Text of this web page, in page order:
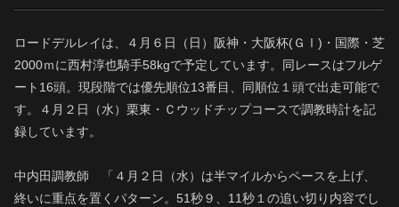
ロードデルレイは、４月６日（日）阪神・大阪杯(ＧⅠ)・国際・芝
2000ｍに西村淳也騎手58kgで予定しています。同レースはフルゲ
ート16頭。現段階では優先順位13番目、同順位１頭で出走可能で
す。４月２日（水）栗東・Ｃウッドチップコースで調教時計を記
録しています。
中内田調教師 「４月２日（水）は半マイルからペースを上げ、
終いに重点を置くパターン。51秒９、11秒１の追い切り内容でし